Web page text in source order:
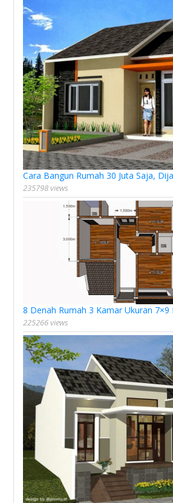
Cara Bangun Rumah 30 Juta Saja,
235798 views
8 Denah Rumah 3 Kamar Ukuran 7×9
225266 views